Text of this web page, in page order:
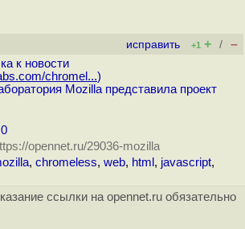
исправить +1 + / –
к новости
chromel...)
Mozilla представила проект
opennet.ru/29036-mozilla
, chromeless, web, html , javascript,
ссылки на opennet.ru обязательно